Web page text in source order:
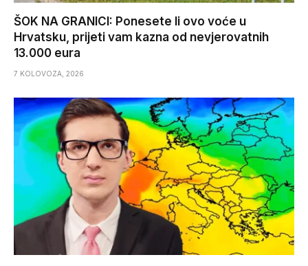
ŠOK NA GRANICI: Ponesete li ovo voće u
Hrvatsku, prijeti vam kazna od nevjerovatnih
13.000 eura
7 KOLOVOZA, 2026